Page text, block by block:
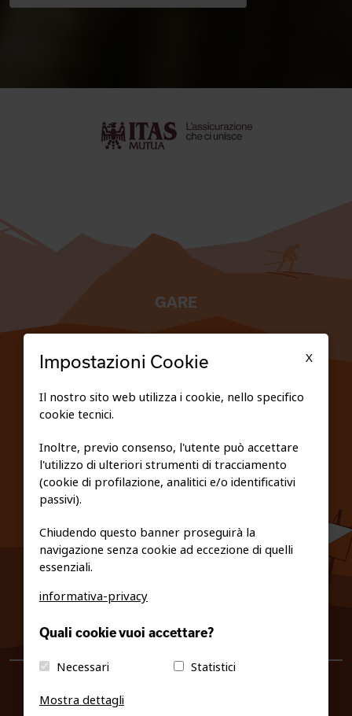
GARE
PRIVACY E COOKIE POLICY
info@fiso.it|fiso@pec-mail.eu
X
Impostazioni Cookie
Il nostro sito web utilizza i cookie, nello specifico
cookie tecnici.
Inoltre, previo consenso, l'utente può accettare
l'utilizzo di ulteriori strumenti di tracciamento
(cookie di profilazione, analitici e/o identificativi
passivi).
Chiudendo questo banner proseguirà la
navigazione senza cookie ad eccezione di quelli
essenziali.
informativa-privacy
Quali cookie vuoi accettare?
Necessari
Statistici
Mostra dettagli